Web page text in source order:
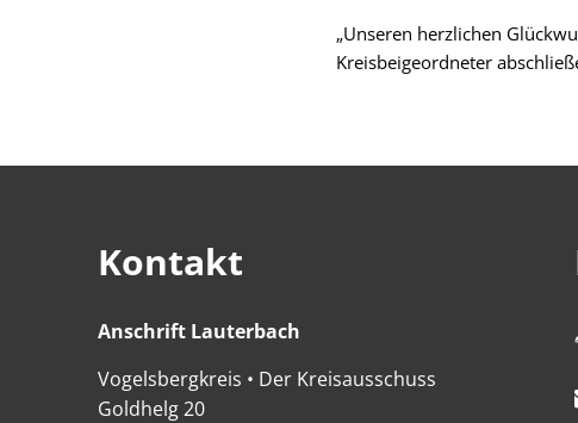
„Unseren herzlichen
Kreisbeigeordneter
Kontakt
Anschrift Lauterbach
Vogelsbergkreis • Der Kreisausschuss
Goldhelg 20